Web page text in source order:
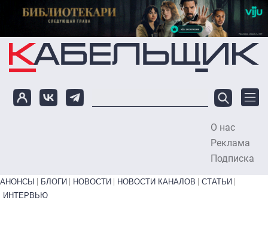
Перейти к основному содержанию
О нас
Реклама
Подписка
Primary links bottom
АНОНСЫ БЛОГИ НОВОСТИ НОВОСТИ КАНАЛОВ
СТАТЬИ
ИНТЕРВЬЮ